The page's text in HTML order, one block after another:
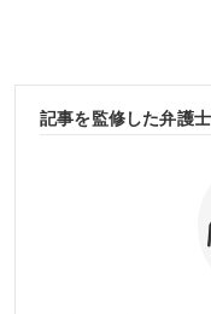
記事を監修した弁護士